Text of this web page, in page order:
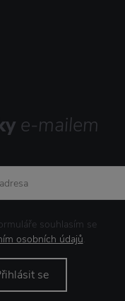
e-mailem
souhlasím se
osobních údajů.
se